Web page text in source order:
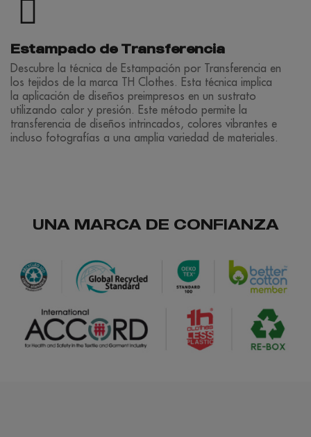
Estampado de Transferencia
Descubre la técnica de Estampación por Transferencia en
los tejidos de la marca TH Clothes. Esta técnica implica
la aplicación de diseños preimpresos en un sustrato
utilizando calor y presión. Este método permite la
transferencia de diseños intrincados, colores vibrantes e
incluso fotografías a una amplia variedad de materiales.
UNA MARCA DE CONFIANZA